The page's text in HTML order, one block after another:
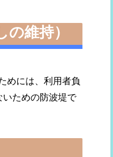
維持）
めには、利用者負
ための防波堤で